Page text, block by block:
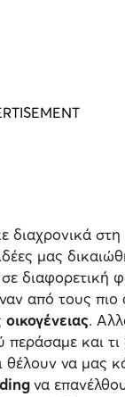
στη
μας
διαφορετική
από τους πιο
οικογένειας.
περάσαμε και
θέλουν να μας
να